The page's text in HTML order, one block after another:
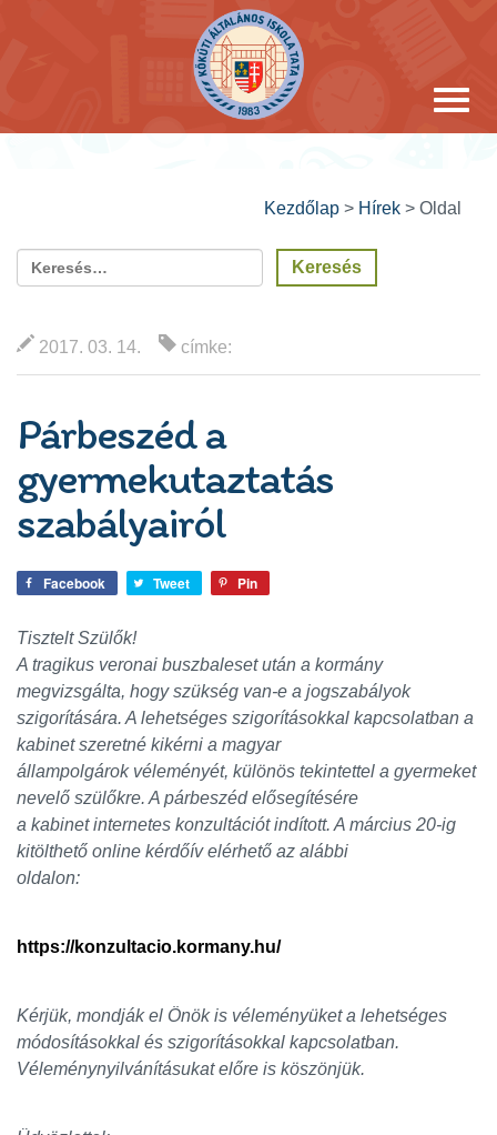
Kezdőlap > Hírek > Oldal
2017. 03. 14. címke:
Párbeszéd a
gyermekutaztatás
szabályairól
Facebook Tweet Pin
Tisztelt Szülők!
A tragikus veronai buszbaleset után a kormány
megvizsgálta, hogy szükség van-e a jogszabályok
szigorítására. A lehetséges szigorításokkal kapcsolatban a
kabinet szeretné kikérni a magyar
állampolgárok véleményét, különös tekintettel a gyermeket
nevelő szülőkre. A párbeszéd elősegítésére
a kabinet internetes konzultációt indított. A március 20-ig
kitölthető online kérdőív elérhető az alábbi
oldalon:
https://konzultacio.kormany.hu/
Kérjük, mondják el Önök is véleményüket a lehetséges
módosításokkal és szigorításokkal kapcsolatban.
Véleménynyilvánításukat előre is köszönjük.